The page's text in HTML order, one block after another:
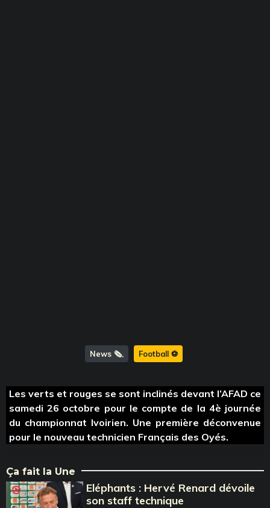
News 🗞️ Football ⚽️
Les verts et rouges se sont inclinés devant l’AFAD ce
samedi 26 octobre pour le compte de la 4è journée
du championnat Ivoirien. Une première déconvenue
pour le nouveau technicien Français des Oyés.
Ça fait la Une
Eléphants : Hervé Renard dévoile
son staff technique